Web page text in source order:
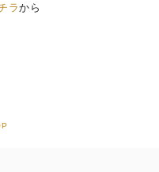
ラから